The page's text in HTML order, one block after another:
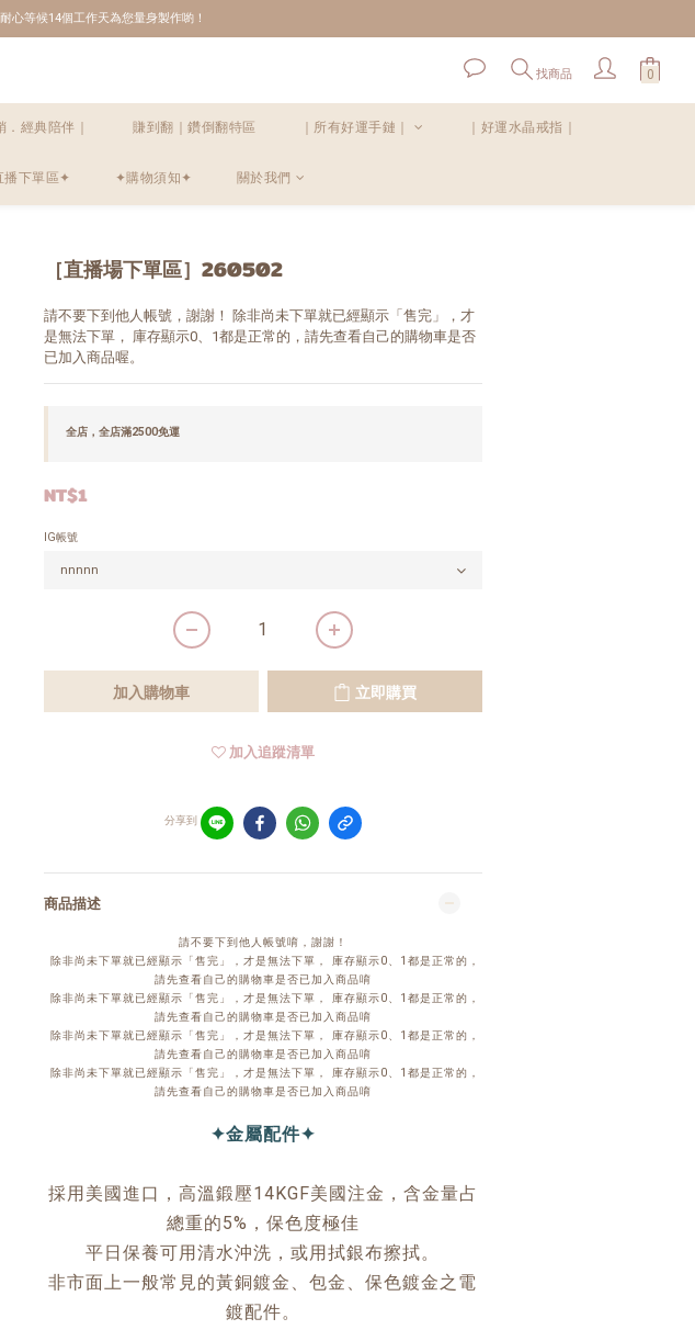
心等候14個工作天為您量身製作喲！
找商品
．經典陪伴｜ 賺到翻｜鑽倒翻特區 ｜所有好運手鏈｜ ｜好運水晶戒指｜
播下單區✦ ✦購物須知✦ 關於我們
［直播場下單區］260502
請不要下到他人帳號，謝謝！ 除非尚未下單就已經顯示「售完」，才
是無法下單， 庫存顯示0、1都是正常的，請先查看自己的購物車是否
已加入商品喔。
全店，全店滿2500免運
NT$1
IG帳號
加入購物車 立即購買
加入追蹤清單
分享到
商品描述
請不要下到他人帳號唷，謝謝！
除非尚未下單就已經顯示「售完」，才是無法下單， 庫存顯示0、1都是正常的，
請先查看自己的購物車是否已加入商品唷
除非尚未下單就已經顯示「售完」，才是無法下單， 庫存顯示0、1都是正常的，
請先查看自己的購物車是否已加入商品唷
除非尚未下單就已經顯示「售完」，才是無法下單， 庫存顯示0、1都是正常的，
請先查看自己的購物車是否已加入商品唷
除非尚未下單就已經顯示「售完」，才是無法下單， 庫存顯示0、1都是正常的，
請先查看自己的購物車是否已加入商品唷
✦金屬配件✦
採用美國進口，高溫鍛壓14KGF美國注金，含金量占
總重的5%，保色度極佳
平日保養可用清水沖洗，或用拭銀布擦拭。
非市面上一般常見的黃銅鍍金、包金、保色鍍金之電
鍍配件。